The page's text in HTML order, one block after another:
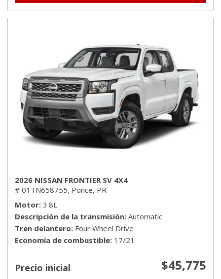
2026 NISSAN FRONTIER SV 4X4
# 01TN658755, Ponce, PR
Motor 3.8L
Descripción de la transmisión Automatic
Tren delantero Four Wheel Drive
Economía de combustible 17/21
Precio inicial $45,775